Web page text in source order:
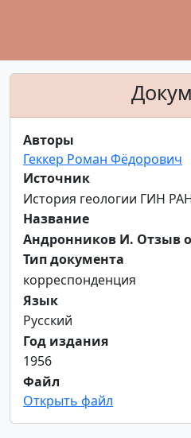
Авторы
Геккер Роман Фёдорович
Источник
История геологии ГИН
Название
Андронников И. Отзыв о
Тип документа
корреспонденция
Язык
Русский
Год издания
1956
Файл
Открыть файл